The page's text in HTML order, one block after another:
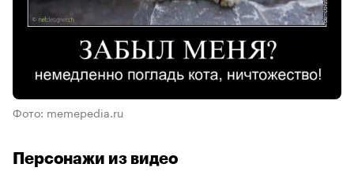
Фото: memepedia.ru
Персонажи из видео